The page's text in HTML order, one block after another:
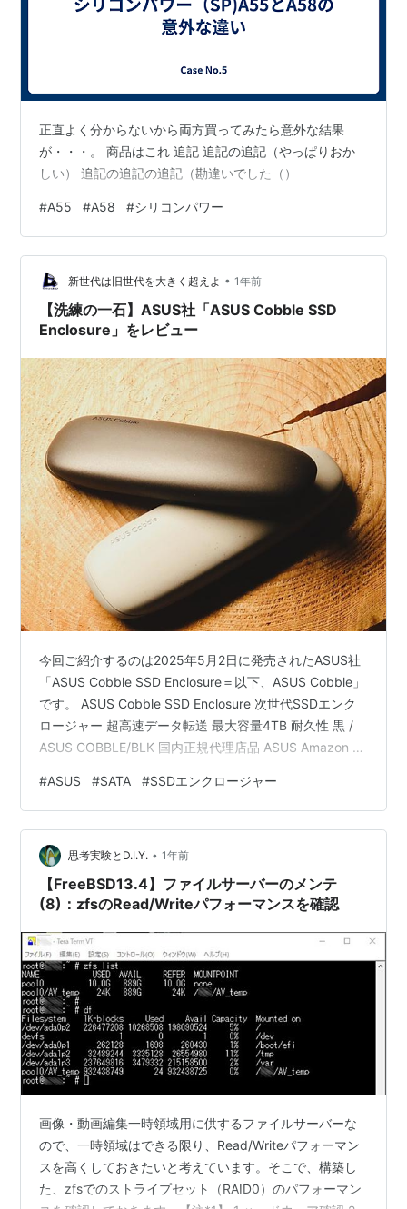
正直よく分からないから両方買ってみたら意外な結果
が・・・。 商品はこれ 追記 追記の追記（やっぱりおか
しい） 追記の追記の追記（勘違いでした（）
#A55 #A58 #シリコンパワー
新世代は旧世代を大きく超えよ • 1年前
【洗練の一石】ASUS社「ASUS Cobble SSD
Enclosure」をレビュー
今回ご紹介するのは2025年5月2日に発売されたASUS社
「ASUS Cobble SSD Enclosure＝以下、ASUS Cobble」
です。 ASUS Cobble SSD Enclosure 次世代SSDエンク
ロージャー 超高速データ転送 最大容量4TB 耐久性 黒 /
ASUS COBBLE/BLK 国内正規代理店品 ASUS Amazon 楽
Enclosure」の詳細はこちら 価格は5,800円（税込）で
す。【ASUS様より、ご提供】 カラーバリエーションは
「ブラック」と「グレー」の2種類です。 使い道はこの3
パタ…
#ASUS #SATA #SSDエンクロージャー
思考実験とD.I.Y. • 1年前
【FreeBSD13.4】ファイルサーバーのメンテ
(8)：zfsのRead/Writeパフォーマンスを確認
画像・動画編集一時領域用に供するファイルサーバーな
ので、一時領域はできる限り、Read/Writeパフォーマン
スを高くしておきたいと考えています。そこで、構築し
た、zfsでのストライプセット（RAID0）のパフォーマン